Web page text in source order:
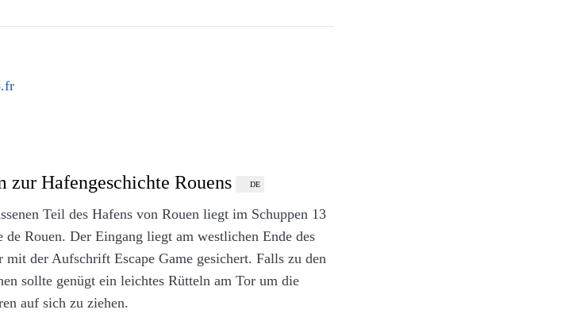
Lizenz: CC-BY-SA.)
typischen, aufgeräumten Anlagen. Bunte Blumen,
Das bleibt nicht so, denn es gibt auch einige
Hafengeschichte Rouens DE
Teil des Hafens von Rouen liegt im Schuppen 13
Rouen. Der Eingang liegt am westlichen Ende des
mit der Aufschrift Escape Game gesichert. Falls zu den
sollte genügt ein leichtes Rütteln am Tor um die
auf sich zu ziehen.